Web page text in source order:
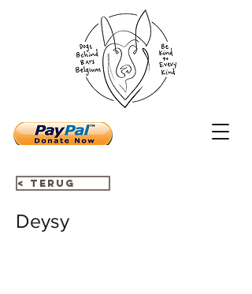
< Terug
Deysy